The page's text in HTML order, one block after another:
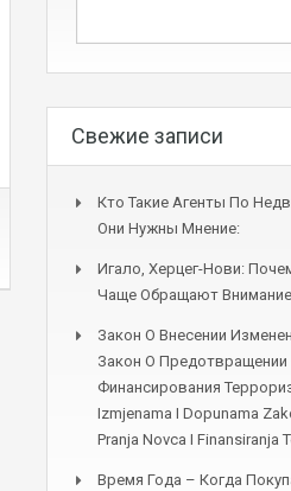
Свежие записи
Кто Такие Агенты По
Они Нужны Мнение:
Игало, Херцег-Нови:
Чаще Обращают
Закон О Внесении
Закон О
Финансирования
Izmjenama I Dopunama
Pranja Novca I Finansiranja
Время Года – Когда